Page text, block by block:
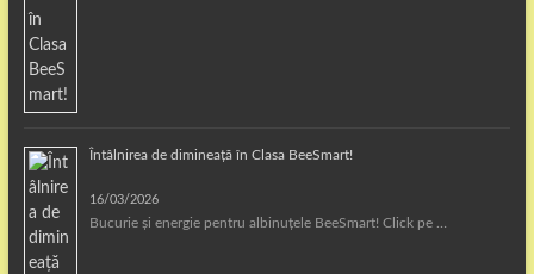
Întâlnirea de dimineață în Clasa BeeSmart!
16/03/2026
Bucurie și energie pentru albinuțele BeeSmart! Click pe …